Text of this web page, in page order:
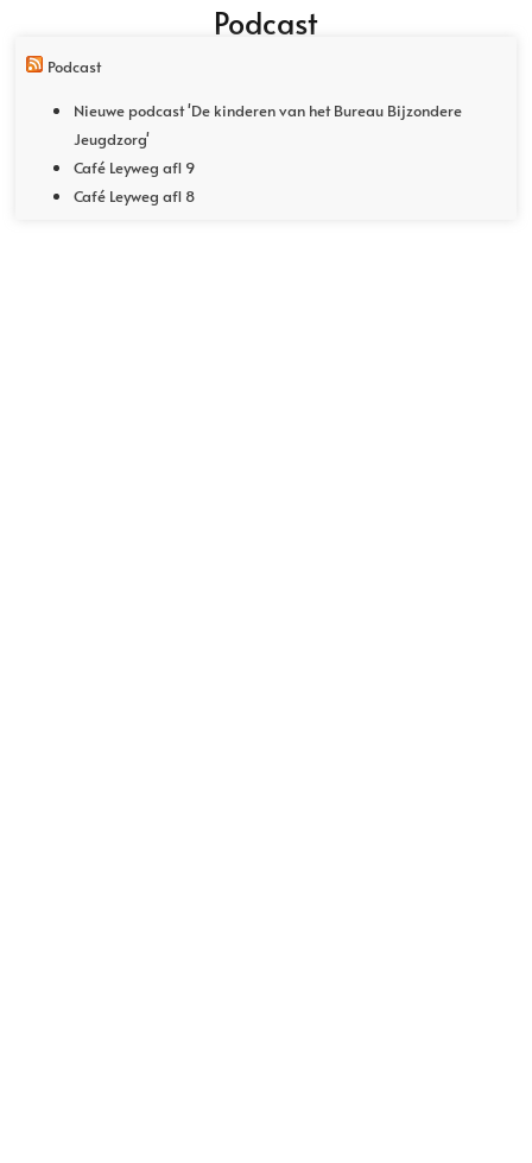
Podcast
Podcast
Nieuwe podcast 'De kinderen van het Bureau Bijzondere
Jeugdzorg'
Café Leyweg afl 9
Café Leyweg afl 8